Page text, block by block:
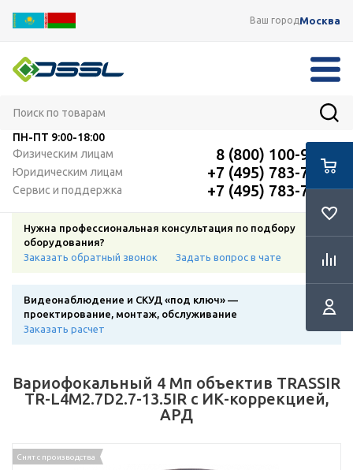
Ваш городМосква
ПН-ПТ 9:00-18:00
Физическим лицам
8 (800) 100-91-12
Юридическим лицам +7 (495) 783-72-87
Сервис и поддержка +7 (495) 783-72-87
Нужна профессиональная консультация по подбору
оборудования?
Заказать обратный звонок
Задать вопрос в чате
Видеонаблюдение и СКУД «под ключ» —
проектирование, монтаж, обслуживание
Заказать расчет
Вариофокальный 4 Мп объектив TRASSIR
TR-L4M2.7D2.7-13.5IR с ИК-коррекцией,
АРД
Снят с производства